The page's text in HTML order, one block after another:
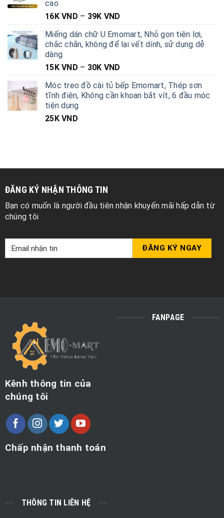
cao
16K VND – 39K VND
Miếng dán chữ U Emomart, Nhỏ gọn tiện lợi,
chắc chắn, không để lại vết dính, sử dụng dễ
dàng
15K VND – 30K VND
Móc treo đồ cài tủ bếp Emomart, Thép sơn
tĩnh điện, Không cần khoan bắt vít, 6 đầu móc
tiện dụng
25K VND
ĐĂNG KÝ NHẬN THÔNG TIN
Bạn có muốn là người đầu tiên nhận khuyến mãi hấp dẫn từ
chúng tôi
Kênh thông tin của
chúng tôi
Chấp nhận thanh toán
FANPAGE
THÔNG TIN LIÊN HỆ